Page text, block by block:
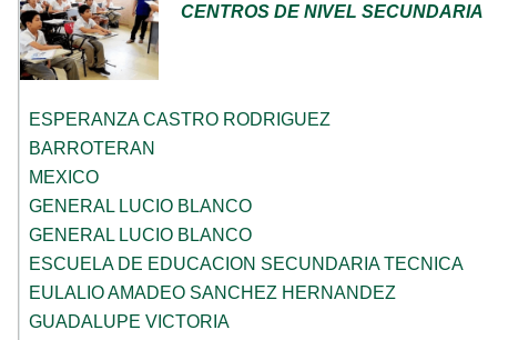
CENTROS DE NIVEL SECUNDARIA
ESPERANZA CASTRO RODRIGUEZ
BARROTERAN
MEXICO
GENERAL LUCIO BLANCO
GENERAL LUCIO BLANCO
ESCUELA DE EDUCACION SECUNDARIA TECNICA
EULALIO AMADEO SANCHEZ HERNANDEZ
GUADALUPE VICTORIA